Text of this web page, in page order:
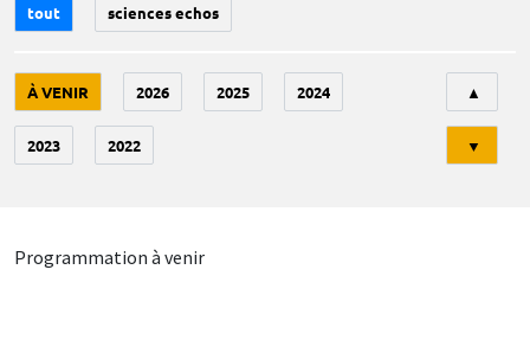
tout sciences echos
À VENIR 2026 2025 2024
2023 2022
▲
▼
Programmation à venir